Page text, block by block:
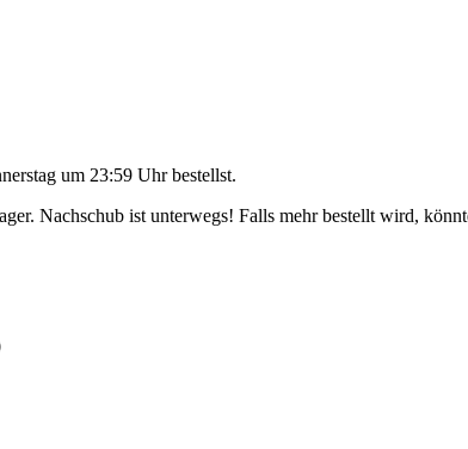
um 23:59 Uhrbestellst.
Nachschub ist unterwegs! Falls mehr bestellt wird,